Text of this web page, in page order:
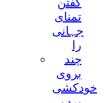
تمنای
جہانی
را
چند
بروی
خودکشی